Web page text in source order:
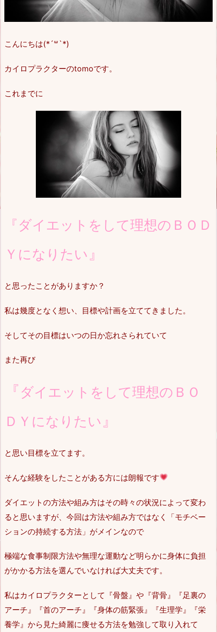
こんにちは(*´꒳`*)
カイロプラクターのtomoです。
これまでに
『ダイエットをして理想の ＢＯＤ
Ｙになりたい』
と思ったことがありますか？
私は幾度となく想い、目標や計画を立ててきました。
そしてその目標はいつの日か忘れさられていて
また再び
『ダイエットをして理想の ＢＯ
ＤＹになりたい』
と思い目標を立てます。
そんな経験をしたことがある方には朗報です
ダイエットの方法や組み方はその時々の状況によって変わ
ると思いますが、今回は方法や組み方ではなく「モチベー
ションの持続する方法」がメインなので
極端な食事制限方法や無理な運動など明らかに身体に負担
がかかる方法を選んでいなければ大丈夫です。
私はカイロプラクターとして『骨盤』や『背骨』『足裏の
アーチ』『首のアーチ』『身体の筋緊張』『生理学』『栄
養学』から見た綺麗に痩せる方法を勉強して取り入れて